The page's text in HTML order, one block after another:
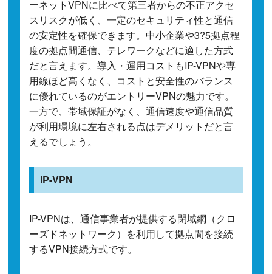
ーネットVPNに比べて第三者からの不正アクセ
スリスクが低く、一定のセキュリティ性と通信
の安定性を確保できます。中小企業や3?5拠点程
度の拠点間通信、テレワークなどに適した方式
だと言えます。導入・運用コストもIP-VPNや専
用線ほど高くなく、コストと安全性のバランス
に優れているのがエントリーVPNの魅力です。
一方で、帯域保証がなく、通信速度や通信品質
が利用環境に左右される点はデメリットだと言
えるでしょう。
IP-VPN
IP-VPNは、通信事業者が提供する閉域網（クロ
ーズドネットワーク）を利用して拠点間を接続
するVPN接続方式です。